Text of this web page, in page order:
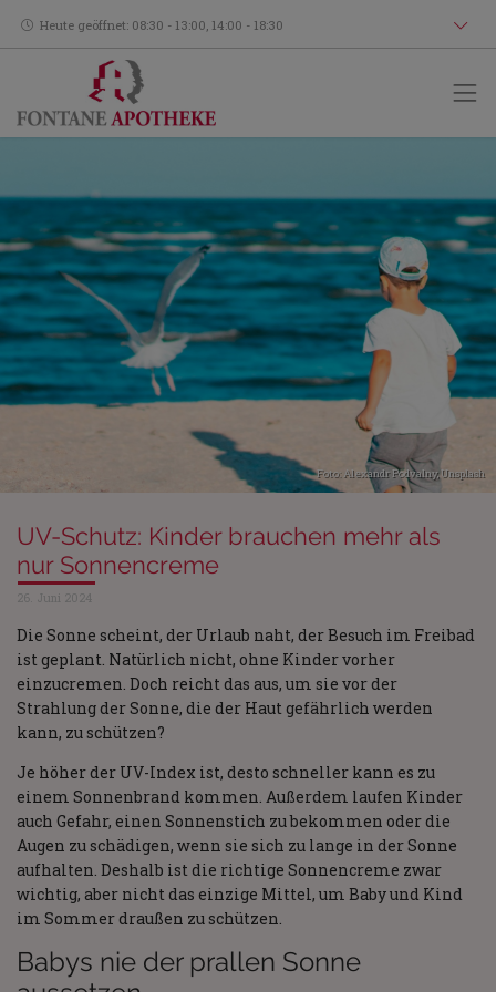
Heute geöffnet: 08:30 - 13:00, 14:00 - 18:30
Foto:Alexandr Podvalny,Unsplash
UV-Schutz: Kinder brauchen mehr als
nur Sonnencreme
26. Juni 2024
Die Sonne scheint, der Urlaub naht, der Besuch im Freibad
ist geplant. Natürlich nicht, ohne Kinder vorher
einzucremen. Doch reicht das aus, um sie vor der
Strahlung der Sonne, die der Haut gefährlich werden
kann, zu schützen?
Je höher der UV-Index ist, desto schneller kann es zu
einem Sonnenbrand kommen. Außerdem laufen Kinder
auch Gefahr, einen Sonnenstich zu bekommen oder die
Augen zu schädigen, wenn sie sich zu lange in der Sonne
aufhalten. Deshalb ist die richtige Sonnencreme zwar
wichtig, aber nicht das einzige Mittel, um Baby und Kind
im Sommer draußen zu schützen.
Babys nie der prallen Sonne